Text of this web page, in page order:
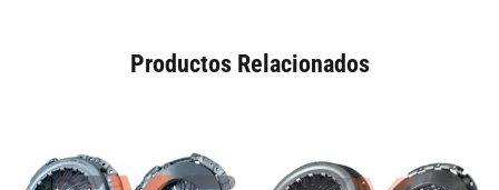
Productos Relacionados